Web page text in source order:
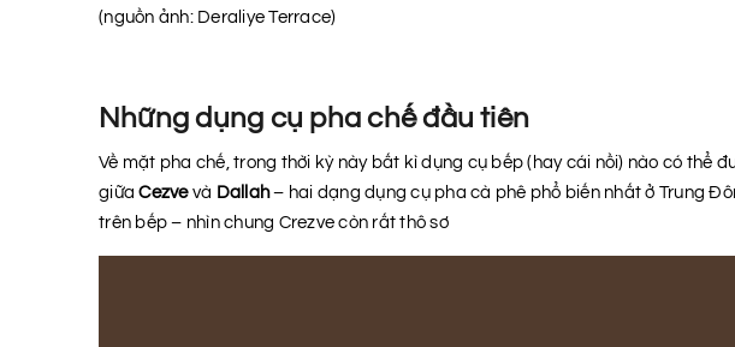
(nguồn ảnh: Deraliye Terrace)
Những dụng cụ pha chế đầu tiên
Về mặt pha chế, trong thời kỳ này bất kì dụng cụ bếp (hay cái nồi) nào có thể
giữaCezve và Dallah– hai dạng dụng cụ pha cà phê phổ biến nhất ở Trung
trên bếp – nhìn chung Crezve còn rất thô sơ